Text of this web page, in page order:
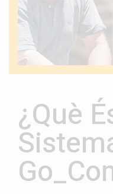
¿Què